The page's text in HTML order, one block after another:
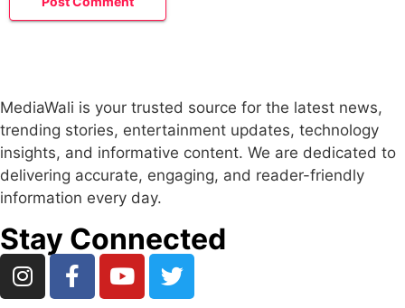
MediaWali is your trusted source for the latest news,
trending stories, entertainment updates, technology
insights, and informative content. We are dedicated to
delivering accurate, engaging, and reader-friendly
information every day.
Stay Connected